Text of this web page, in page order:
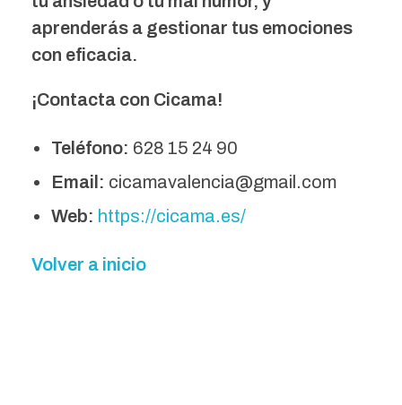
aprenderás a gestionar tus emociones
con eficacia.
¡Contacta con Cicama!
Teléfono: 628 15 24 90
Email: cicamavalencia@gmail.com
Web: https://cicama.es/
Volver a inicio